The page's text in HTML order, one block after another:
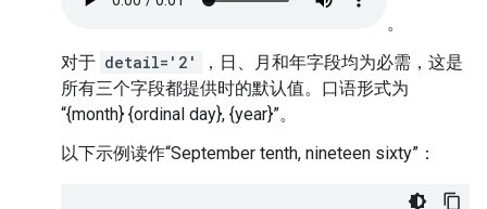
。
对于 detail='2'
，日、月和年字段均为必需，这是
所有三个字段都提供时的默认值。口语形式为
“{month} {ordinal day}, {year}”。
以下示例读作“September tenth, nineteen sixty”：